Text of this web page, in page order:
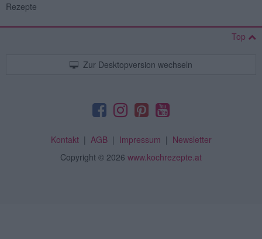
Rezepte
Top
Zur Desktopversion wechseln
Kontakt| AGB| Impressum | Newsletter
Copyright © 2026 www.kochrezepte.at